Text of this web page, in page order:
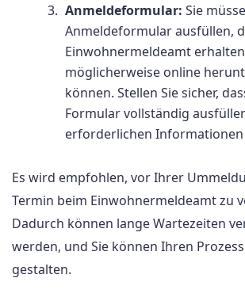
Anmeldeformular: Sie
Anmeldeformular ausfüllen,
Einwohnermeldeamt
möglicherweise online
können. Stellen Sie sicher,
Formular vollständig
erforderlichen Informationen
Es wird empfohlen, vor Ihrer
Termin beim Einwohnermeldeamt zu
Dadurch können lange Wartezeiten
werden, und Sie können Ihren
gestalten.